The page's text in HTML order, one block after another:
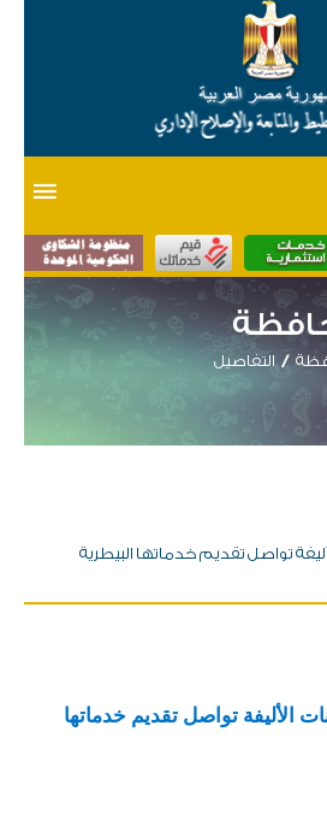
التفاصيل
تواصل تقديم خدماتها البيطرية
الأليفة تواصل تقديم خدماتها